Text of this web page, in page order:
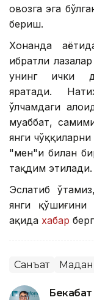
овозга эга
бериш.
Хонанда
ибратли
унинг ички
яратади.
ўлчамдаги
муҳаббат,
янги
"мен"и билан
тақдим этилади.
Эслатиб
янги қўшиғини
ҳақида хабар
Санъат
Бекабат